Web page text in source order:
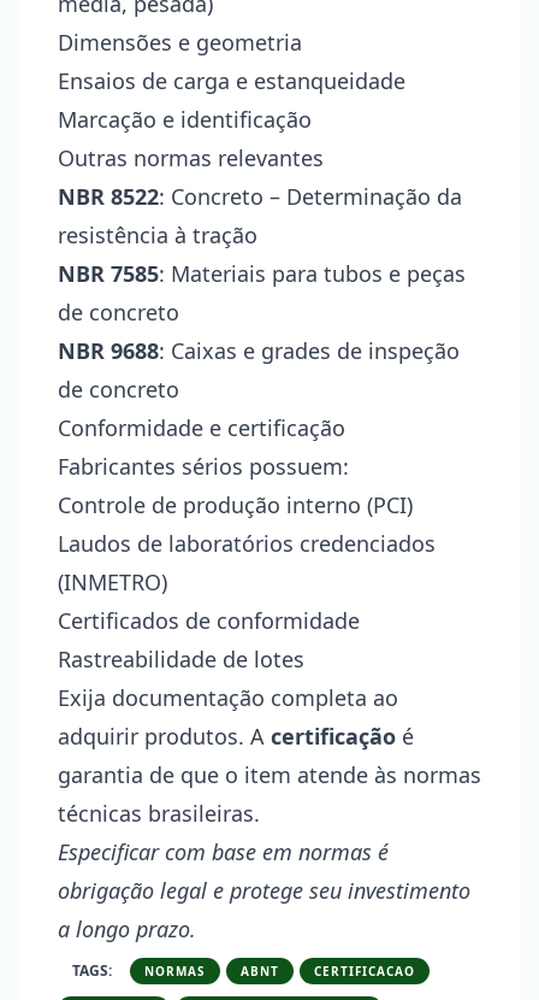
Dimensões e geometria
Ensaios de carga e estanqueidade
Marcação e identificação
Outras normas relevantes
NBR 8522: Concreto – Determinação da
resistência à tração
NBR 7585: Materiais para tubos e peças
de concreto
NBR 9688: Caixas e grades de inspeção
de concreto
Conformidade e certificação
Fabricantes sérios possuem:
Controle de produção interno (PCI)
Laudos de laboratórios credenciados
(INMETRO)
Certificados de conformidade
Rastreabilidade de lotes
Exija documentação completa ao
adquirir produtos. A certificação é
garantia de que o item atende às normas
técnicas brasileiras.
Especificar com base em normas é
obrigação legal e protege seu investimento
a longo prazo.
TAGS: NORMAS ABNT CERTIFICACAO